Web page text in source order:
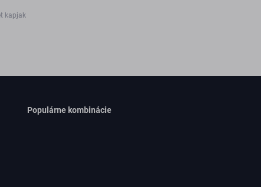
kapjak
Populárne kombinácie